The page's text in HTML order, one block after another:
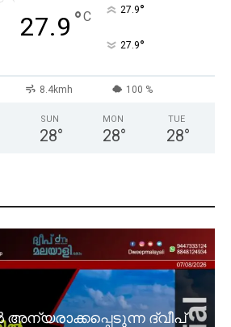
27.9 °C 27.9°
27.9°
8.4kmh 100 %
SUN
28°
MON
28°
TUE
28°
അന്യരാക്കപ്പെടുന്ന ദ്വീപ്